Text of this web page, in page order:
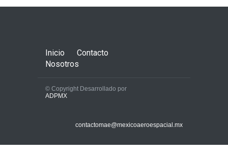
Inicio
Contacto
Nosotros
© Copyright Desarrollado por
ADPMX
contactomae@mexicoaeroespacial.mx